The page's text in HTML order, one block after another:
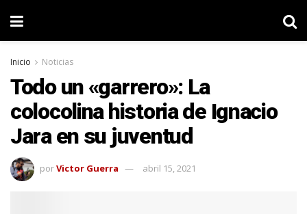
Inicio Noticias
Todo un «garrero»: La
colocolina historia de Ignacio
Jara en su juventud
porVictor Guerra abril 15, 2021